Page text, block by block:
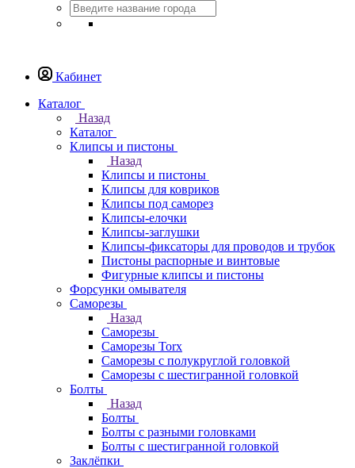
Кабинет
Каталог
Назад
Каталог
Клипсы и пистоны
Назад
Клипсы и пистоны
Клипсы для ковриков
Клипсы под саморез
Клипсы-елочки
Клипсы-заглушки
Клипсы-фиксаторы для проводов и трубок
Пистоны распорные и винтовые
Фигурные клипсы и пистоны
Форсунки омывателя
Саморезы
Назад
Саморезы
Саморезы Torx
Саморезы с полукруглой головкой
Саморезы с шестигранной головкой
Болты
Назад
Болты
Болты с разными головками
Болты с шестигранной головкой
Заклёпки